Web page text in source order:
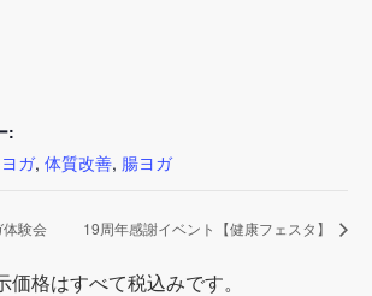
:
ガ, 体質改善, 腸ヨガ
験会 19周年感謝イベント【健康フェスタ】
価格はすべて税込みです。